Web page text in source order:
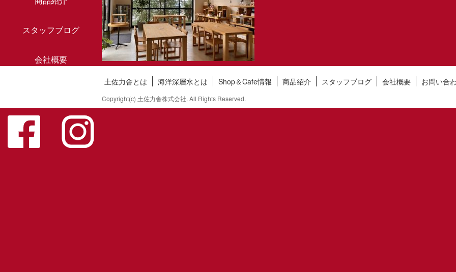
スタッフブログ
会社概要
土佐力舎とは 海洋深層水とは Shop＆Cafe情報 商品紹介 スタッフブログ 会社概要 お問い合
Copyright(c) 土佐力舎株式会社. All Rights Reserved.